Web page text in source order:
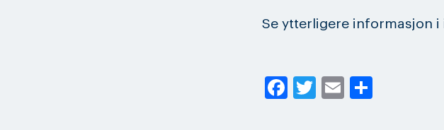
Se ytterligere informasjon i
Facebook
Twitter
Email